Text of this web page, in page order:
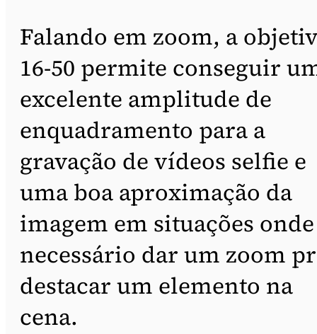
Falando em zoom, a
16-50 permite conseguir
excelente amplitude de
enquadramento para a
gravação de vídeos selfie e
uma boa aproximação da
imagem em situações
necessário dar um zoom
destacar um elemento na
cena.